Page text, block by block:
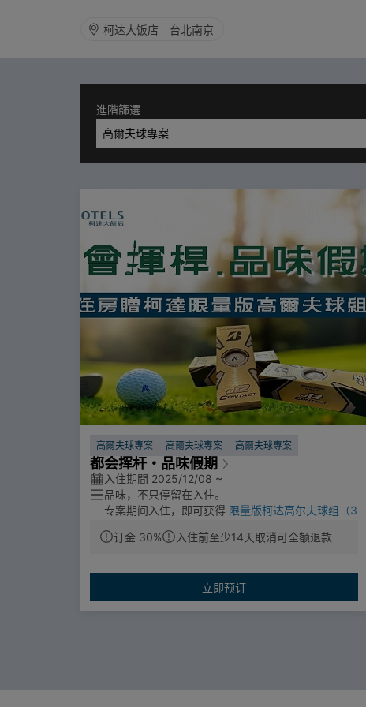
柯达大饭店 台北南京
進階篩選
高爾夫球專案
高爾夫球專案 高爾夫球專案 高爾夫球專案
都会挥杆・品味假期
入住期間 2025/12/08 ~
品味，不只停留在入住。
专案期间入住，即可获得 限量版柯达高尔夫球组（3
每一颗球，都是属于您的独特印记。
柯达大饭店的都会商务品味，为旅程增添专属的高球
订金 30% 入住前至少14天取消可全额退款
立即预订